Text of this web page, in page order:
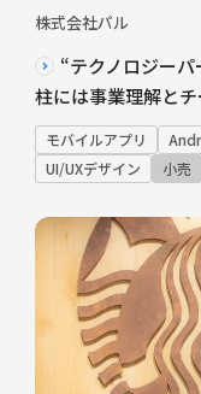
株式会社パル
“テクノロジー
柱には事業理解と
モバイルアプリ
UI/UXデザイン
小売